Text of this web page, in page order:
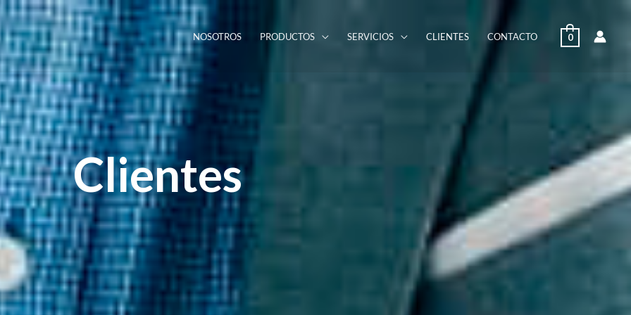
NOSOTROS PRODUCTOS SERVICIOS CLIENTES CONTACTO 0
Clientes